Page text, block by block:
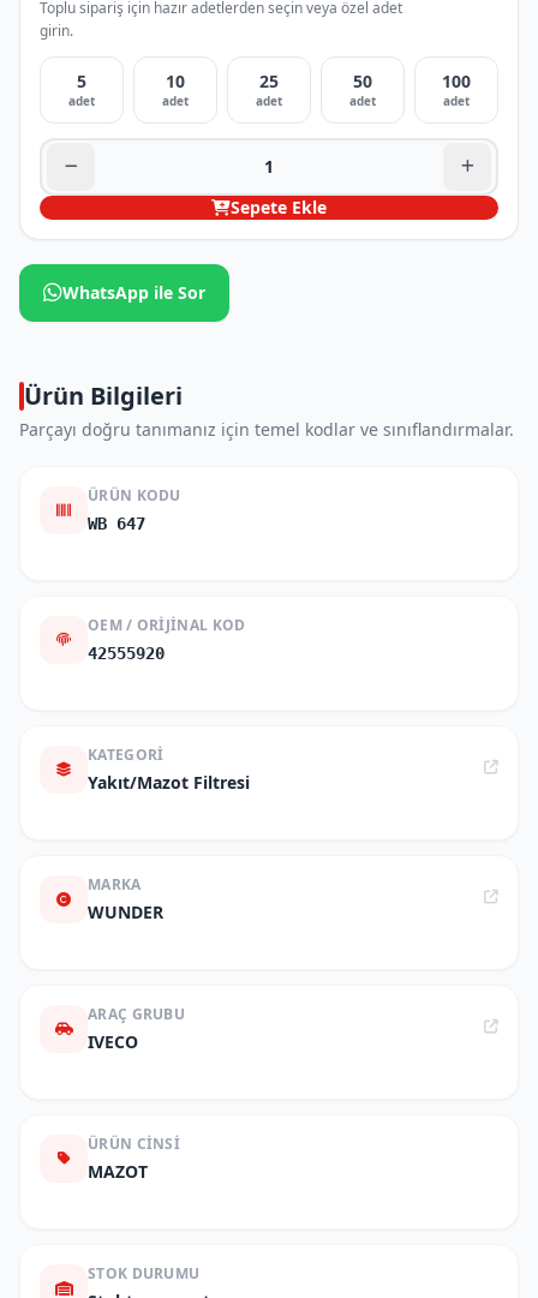
Toplu sipariş için hazır adetlerden seçin veya özel adet
girin.
5
adet
10
adet
25
adet
50
adet
100
adet
Sepete Ekle
WhatsApp ile Sor
Ürün Bilgileri
Parçayı doğru tanımanız için temel kodlar ve sınıflandırmalar.
ÜRÜN KODU
WB 647
OEM / ORIJINAL KOD
42555920
KATEGORI
Yakıt/Mazot Filtresi
MARKA
WUNDER
ARAÇ GRUBU
IVECO
ÜRÜN CINSI
MAZOT
STOK DURUMU